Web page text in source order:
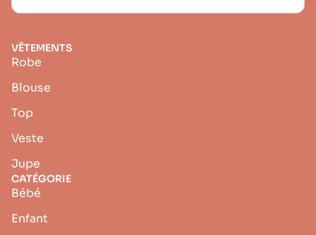
VÊTEMENTS
Robe
Blouse
Top
Veste
Jupe
CATÉGORIE
Bébé
Enfant